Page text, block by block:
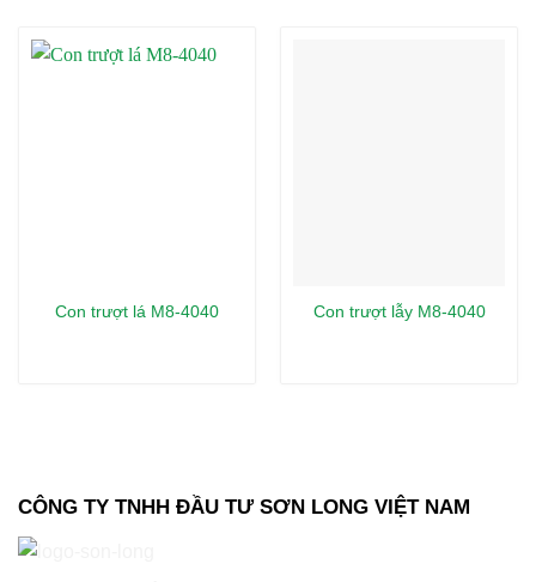
Con trượt lá M8-4040 Con trượt lẫy M8-4040
CÔNG TY TNHH ĐẦU TƯ SƠN LONG VIỆT NAM